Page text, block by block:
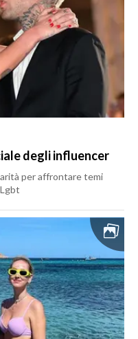
degli influencer
per affrontare temi